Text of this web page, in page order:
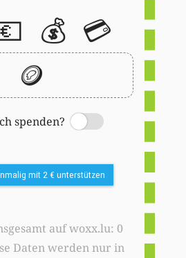
💰 💳
🪙
spenden?
Switch
mit 2 € unterstützen
auf woxx.lu: 0
Daten werden nur in